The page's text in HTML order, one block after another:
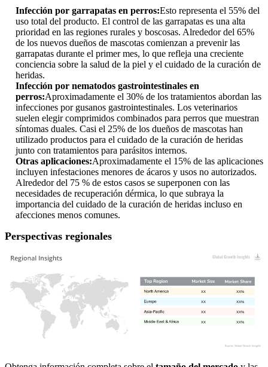
Infección por garrapatas en perros:Esto representa el 55% del
uso total del producto. El control de las garrapatas es una alta
prioridad en las regiones rurales y boscosas. Alrededor del 65%
de los nuevos dueños de mascotas comienzan a prevenir las
garrapatas durante el primer mes, lo que refleja una creciente
conciencia sobre la salud de la piel y el cuidado de la curación de
heridas.
Infección por nematodos gastrointestinales en
perros:Aproximadamente el 30% de los tratamientos abordan las
infecciones por gusanos gastrointestinales. Los veterinarios
suelen elegir comprimidos combinados para perros que muestran
síntomas duales. Casi el 25% de los dueños de mascotas han
utilizado productos para el cuidado de la curación de heridas
junto con tratamientos para parásitos internos.
Otras aplicaciones:Aproximadamente el 15% de las aplicaciones
incluyen infestaciones menores de ácaros y usos no autorizados.
Alrededor del 75 % de estos casos se superponen con las
necesidades de recuperación dérmica, lo que subraya la
importancia del cuidado de la curación de heridas incluso en
afecciones menos comunes.
Perspectivas regionales
XX%
XX
XX%
XX
XX%
XX
XX%
XX